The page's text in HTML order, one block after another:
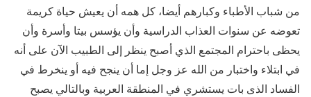
من شباب الأطباء وكبارهم أيضا، كل همه أن يعيش حياة كريمة
تعوضه عن سنوات العذاب الدراسية وأن يؤسس بيتا وأسرة وأن
يحظى باحترام المجتمع الذي أصبح ينظر إلى الطبيب الآن على أنه
في ابتلاء واختبار من الله عز وجل إما أن ينجح فيه أو ينخرط في
الفساد الذى بات يستشري في المنطقة العربية وبالتالي يصبح